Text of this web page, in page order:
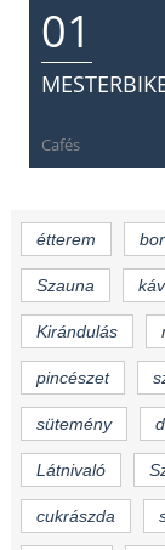
01
Cafés
étterem bor
Szauna
Kirándulás
pincészet
sütemény
Látnivaló
cukrászda